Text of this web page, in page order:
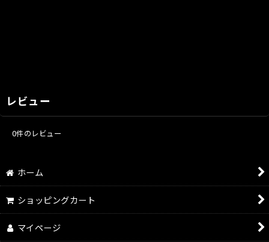
レビュー
0件のレビュー
ホーム
ショッピングカート
マイページ